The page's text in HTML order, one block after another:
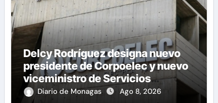
Delcy Rodríguez designa nuevo
presidente de Corpoelec y nuevo
viceministro de Servicios
Eléctricos
Diario de Monagas Ago 8, 2026